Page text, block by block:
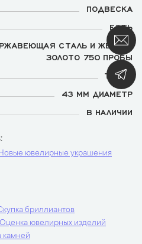
ПОДВЕСКА
ЕСТЬ
СТАЛЬ И ЖЕЛТОЕ
ЗОЛОТО 750 ПРОБЫ
TONDO
43 ММ ДИАМЕТР
В НАЛИЧИИ
ювелирные украшения
бриллиантов
Оценка ювелирных изделий
камней